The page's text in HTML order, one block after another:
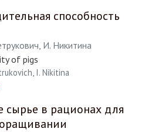
способность
И. Никитина
of pigs
I. Nikitina
сырье в рационах для